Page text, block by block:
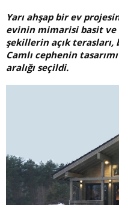
Yarı ahşap bir ev
evinin mimarisi basit ve
şekillerin açık
Camlı cephenin
aralığı seçildi.